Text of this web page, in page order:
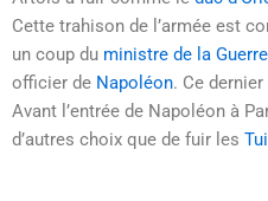
Cette trahison de l’armée est
un coup du ministre de la Guerre
officier de Napoléon. Ce
Avant l’entrée de Napoléon à
d’autres choix que de fuir les